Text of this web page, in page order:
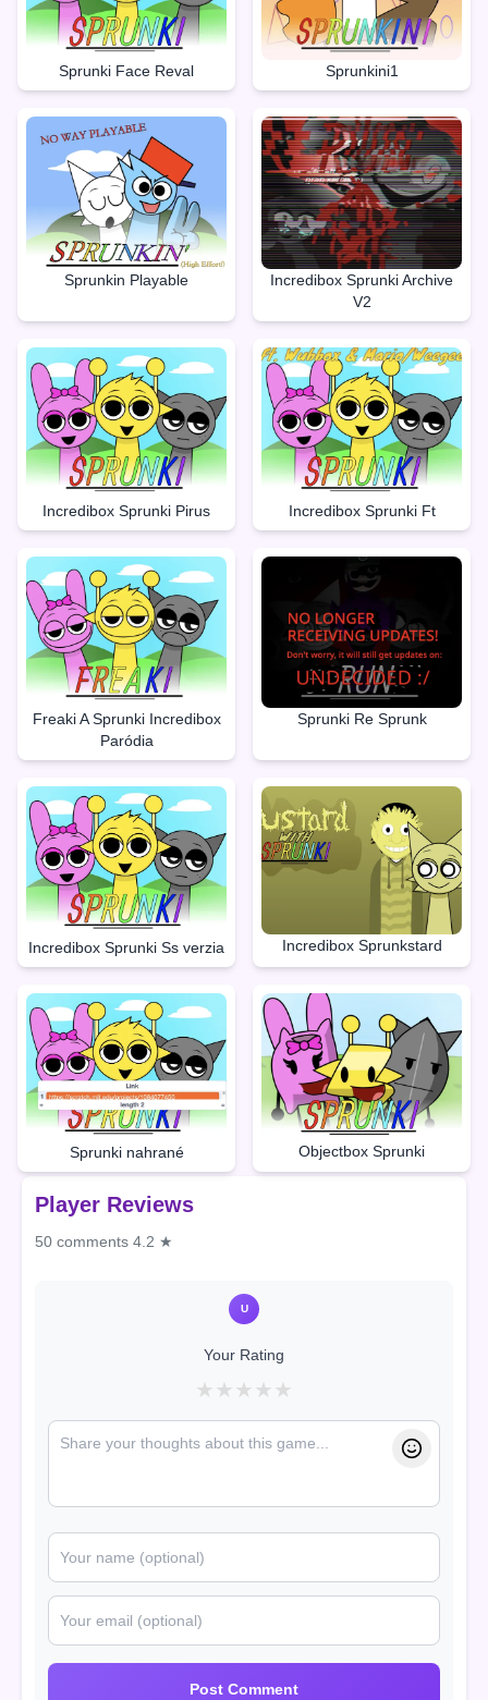
Sprunki Face Reval Sprunkini1
Sprunkin Playable
Incredibox Sprunki Archive
V2
Incredibox Sprunki Pirus Incredibox Sprunki Ft
Freaki A Sprunki Incredibox
Paródia
Sprunki Re Sprunk
Incredibox Sprunki Ss verzia Incredibox Sprunkstard
Sprunki nahrané Objectbox Sprunki
Player Reviews
50 comments 4.2 ★
U
Your Rating
★ ★ ★ ★ ★
Post Comment